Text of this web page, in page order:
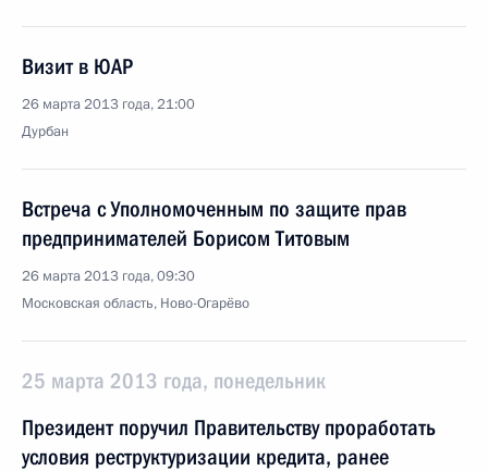
Визит в ЮАР
26 марта 2013 года, 21:00
Дурбан
Встреча с Уполномоченным по защите прав
предпринимателей Борисом Титовым
26 марта 2013 года, 09:30
Московская область, Ново-Огарёво
25 марта 2013 года, понедельник
Президент поручил Правительству проработать
условия реструктуризации кредита, ранее